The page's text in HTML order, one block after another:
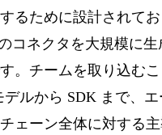
るために設計されてお
コネクタを大規模に生
。チームを取り込むこ
デルから SDK まで、
ェーン全体に対する